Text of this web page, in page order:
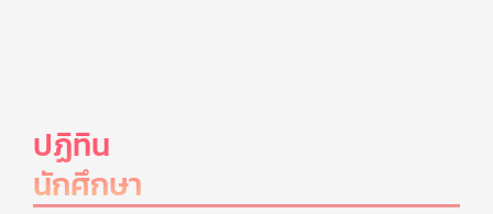
ปฏิทิน
นักศึกษา